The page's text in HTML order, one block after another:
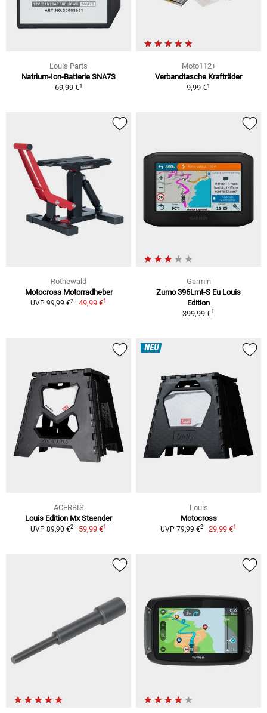
Louis Parts
Natrium-Ion-Batterie SNA7S
69,99 €1
Moto112+
Verbandtasche Krafträder
9,99 €1
Rothewald
Motocross Motorradheber
UVP 99,99 €2 49,99 €1
Garmin
Zumo 396Lmt-S Eu Louis
Edition
399,99 €1
ACERBIS
Louis Edition Mx Staender
UVP 89,90 €2 59,99 €1
NEU
Louis
Motocross
UVP 79,99 €2 29,99 €1